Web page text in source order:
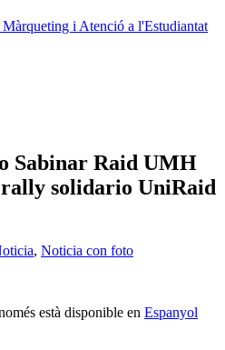
i Atenció a l'Estudiantat
Sabinar Raid UMH
solidario UniRaid
, Noticia con foto
està disponible en Espanyol